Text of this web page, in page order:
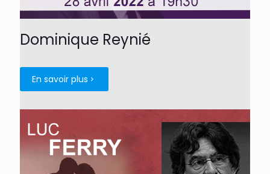
Dominique Reynié
En savoir plus